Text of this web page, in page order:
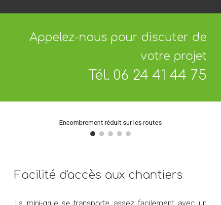
Appelez-nous pour discuter de
votre projet
Tél. 06 24 41 44 75
Encombrement réduit sur les routes
Facilité d'accès aux chantiers